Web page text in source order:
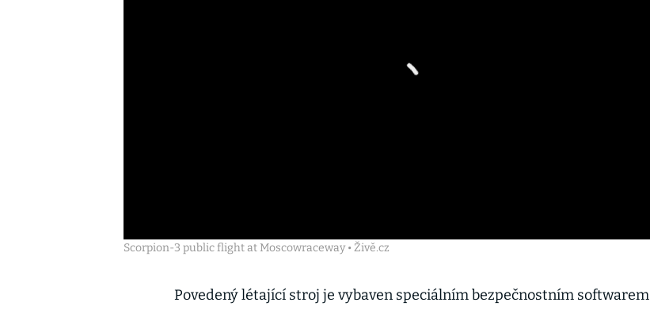
Scorpion-3 public flight at Moscowraceway • Živě.cz
Povedený létající stroj je vybaven speciálním bezpečnostním softwarem